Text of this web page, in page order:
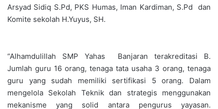
Arsyad Sidiq S.Pd, PKS Humas, Iman Kardiman, S.Pd dan
Komite sekolah H.Yuyus, SH.
“Alhamdulillah SMP Yahas Banjaran terakreditasi B.
Jumlah guru 16 orang, tenaga tata usaha 3 orang, tenaga
guru yang sudah memiliki sertifikasi 5 orang. Dalam
mengelola Sekolah Teknik dan strategis menggunakan
mekanisme yang solid antara pengurus yayasan.